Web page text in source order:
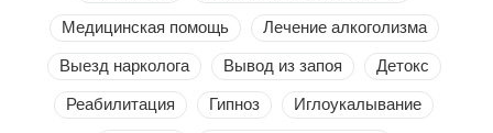
Медицинская помощь Лечение алкоголизма
Выезд нарколога Вывод из запоя Детокс
Реабилитация Гипноз Иглоукалывание